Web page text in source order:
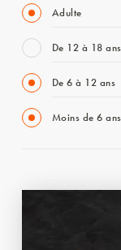
Adulte
De 12 à 18 ans
De 6 à 12 ans
Moins de 6 ans